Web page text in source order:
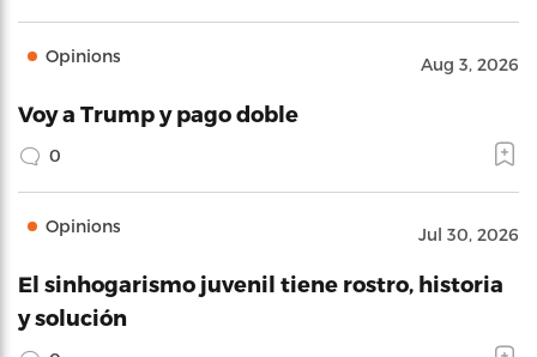
Opinions Aug 3, 2026
Voy a Trump y pago doble
0
Opinions Jul 30, 2026
El sinhogarismo juvenil tiene rostro, historia
y solución